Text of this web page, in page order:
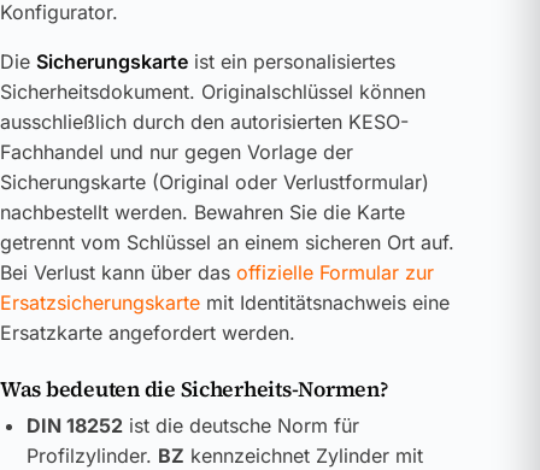
Konfigurator.
Die Sicherungskarte ist ein personalisiertes
Sicherheitsdokument. Originalschlüssel können
ausschließlich durch den autorisierten KESO-
Fachhandel und nur gegen Vorlage der
Sicherungskarte (Original oder Verlustformular)
nachbestellt werden. Bewahren Sie die Karte
getrennt vom Schlüssel an einem sicheren Ort auf.
Bei Verlust kann über das offizielle Formular zur
Ersatzsicherungskarte mit Identitätsnachweis eine
Ersatzkarte angefordert werden.
Was bedeuten die Sicherheits-Normen?
DIN 18252ist die deutsche Norm für
Profilzylinder. BZ kennzeichnet Zylinder mit